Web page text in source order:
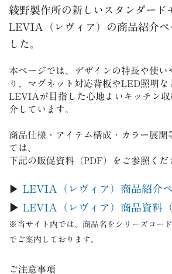
綾野製作所の新しいスタンダード
LEVIA（レヴィア）の商品紹介ペ
した。
本ページでは、デザインの特長や使い
り、マグネット対応背板やLED照明な
LEVIA が目指した心地よいキッチン
介しています。
商品仕様・アイテム構成・カラー展開
ては、
下記の販促資料（PDF）をご参照くだ
▶︎ LEVIA（レヴィア）商品紹介
▶︎ LEVIA（レヴィア）商品資料（
※当サイト内では、商品名をシリーズコー
でご案内しております。
ご注意事項